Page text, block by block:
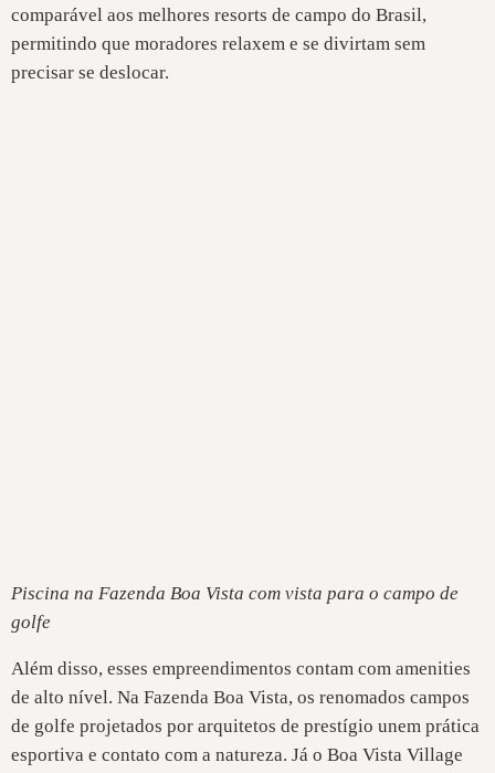
comparável aos melhores resorts de campo do Brasil,
permitindo que moradores relaxem e se divirtam sem
precisar se deslocar.
Piscina na Fazenda Boa Vista com vista para o campo de
golfe
Além disso, esses empreendimentos contam com amenities
de alto nível. Na Fazenda Boa Vista, os renomados campos
de golfe projetados por arquitetos de prestígio unem prática
esportiva e contato com a natureza. Já o Boa Vista Village